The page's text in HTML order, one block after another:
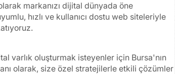
markanızı dijital dünyada öne
hızlı ve kullanıcı dostu web siteleriyle
varlık oluşturmak isteyenler için Bursa'nın
olarak, size özel stratejilerle etkili çözümler